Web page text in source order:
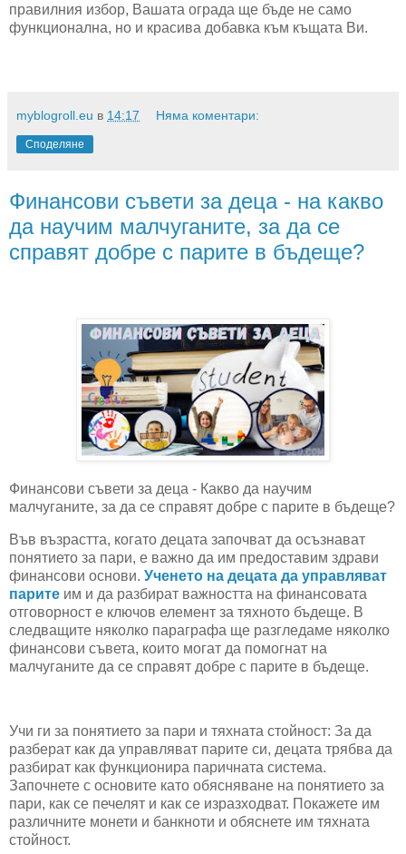
правилния избор, Вашата ограда ще бъде не само
функционална, но и красива добавка към къщата Ви.
myblogroll.eu в 14:17 Няма коментари:
Споделяне
Финансови съвети за деца - на какво
да научим малчуганите, за да се
справят добре с парите в бъдеще?
Финансови съвети за деца - Какво да научим
малчуганите, за да се справят добре с парите в бъдеще?
Във възрастта, когато децата започват да осъзнават
понятието за пари, е важно да им предоставим здрави
финансови основи. Ученето на децата да управляват
парите им и да разбират важността на финансовата
отговорност е ключов елемент за тяхното бъдеще. В
следващите няколко параграфа ще разгледаме няколко
финансови съвета, които могат да помогнат на
малчуганите да се справят добре с парите в бъдеще.
Учи ги за понятието за пари и тяхната стойност: За да
разберат как да управляват парите си, децата трябва да
разбират как функционира паричната система.
Започнете с основите като обясняване на понятието за
пари, как се печелят и как се изразходват. Покажете им
различните монети и банкноти и обяснете им тяхната
стойност.